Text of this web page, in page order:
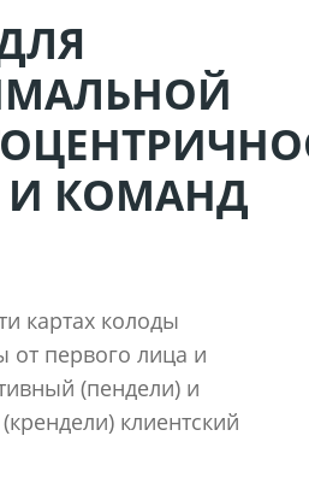
КОМАНД
картах колоды
от первого лица и
(пендели) и
клиентский